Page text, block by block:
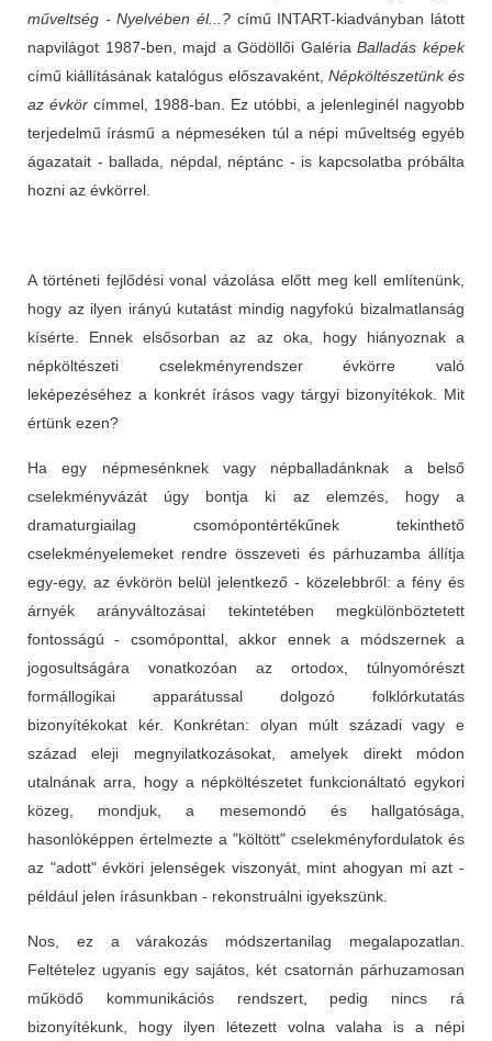
műveltség - Nyelvében él...? című INTART-kiadványban látott
napvilágot 1987-ben, majd a Gödöllői GalériaBalladás képek
című kiállításának katalógus előszavaként, Népköltészetünk és
az évkör címmel, 1988-ban. Ez utóbbi, a jelenleginél nagyobb
terjedelmű írásmű a népmeséken túl a népi műveltség egyéb
ágazatait - ballada, népdal, néptánc - is kapcsolatba próbálta
hozni az évkörrel.
A történeti fejlődési vonal vázolása előtt meg kell említenünk,
hogy az ilyen irányú kutatást mindig nagyfokú bizalmatlanság
kísérte. Ennek elsősorban az az oka, hogy hiányoznak a
népköltészeti cselekményrendszer évkörre való
leképezéséhez a konkrét írásos vagy tárgyi bizonyítékok. Mit
értünk ezen?
Ha egy népmesénknek vagy népballadánknak a belső
cselekményvázát úgy bontja ki az elemzés, hogy a
dramaturgiailag csomópontértékűnek tekinthető
cselekményelemeket rendre összeveti és párhuzamba állítja
egy-egy, az évkörön belül jelentkező - közelebbről: a fény és
árnyék arányváltozásai tekintetében megkülönböztetett
fontosságú - csomóponttal, akkor ennek a módszernek a
jogosultságára vonatkozóan az ortodox, túlnyomórészt
formállogikai apparátussal dolgozó folklórkutatás
bizonyítékokat kér. Konkrétan: olyan múlt századi vagy e
század eleji megnyilatkozásokat, amelyek direkt módon
utalnának arra, hogy a népköltészetet funkcionáltató egykori
közeg, mondjuk, a mesemondó és hallgatósága,
hasonlóképpen értelmezte a "költött" cselekményfordulatok és
az "adott" évköri jelenségek viszonyát, mint ahogyan mi azt -
például jelen írásunkban - rekonstruálni igyekszünk.
Nos, ez a várakozás módszertanilag megalapozatlan.
Feltételez ugyanis egy sajátos, két csatornán párhuzamosan
működő kommunikációs rendszert, pedig nincs rá
bizonyítékunk, hogy ilyen létezett volna valaha is a népi